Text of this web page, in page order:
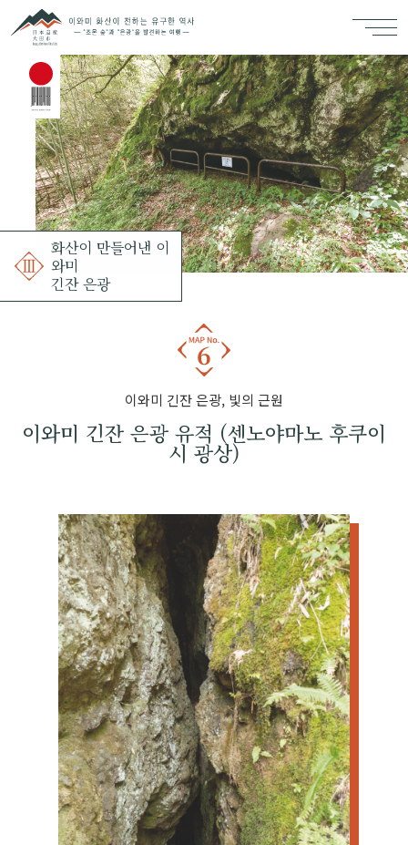
화산이 만들어낸 이
와미
긴잔 은광
이와미 긴잔 은광, 빛의 근원
이와미 긴잔 은광 유적 (센노야마노 후쿠이
시 광상)